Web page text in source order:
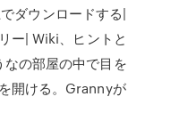
ダウンロードする|
ー| Wiki、ヒントと
の部屋の中で目を
開ける。Grannyが